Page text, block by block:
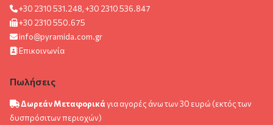
+30 2310 531.248, +30 2310 536.847
+30 2310 550.675
info@pyramida.com.gr
Επικοινωνία
Πωλήσεις
Δωρεάν Μεταφορικάγια αγορές άνω των 30 ευρώ (εκτός των
δυσπρόσιτων περιοχών)